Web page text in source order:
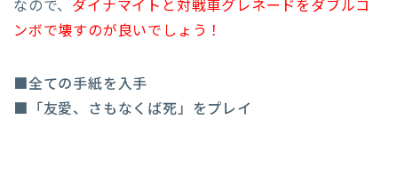
なので、 ダイナマイトと対戦車グレネードをダブルコ
ンボで壊すのが良いでしょう！
■全ての手紙を入手
■「友愛、さもなくば死」をプレイ